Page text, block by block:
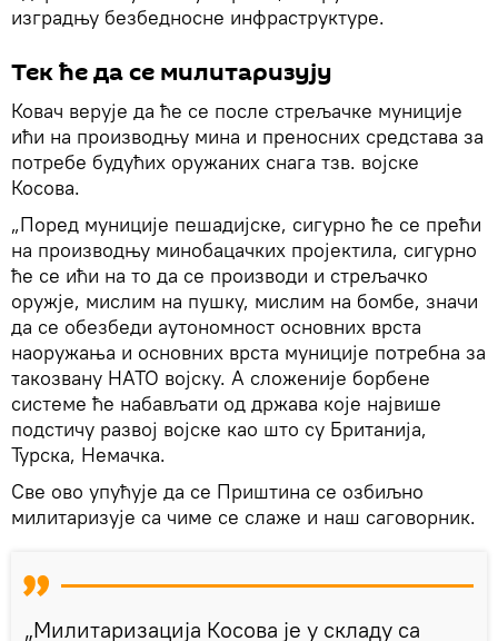
изградњу безбедносне инфраструктуре.
Тек ће да се милитаризују
Ковач верује да ће се после стрељачке муниције
ићи на производњу мина и преносних средстава за
потребе будућих оружаних снага тзв. војске
Косова.
„Поред муниције пешадијске, сигурно ће се прећи
на производњу минобацачких пројектила, сигурно
ће се ићи на то да се производи и стрељачко
оружје, мислим на пушку, мислим на бомбе, значи
да се обезбеди аутономност основних врста
наоружања и основних врста муниције потребна за
такозвану НАТО војску. А сложеније борбене
системе ће набављати од држава које највише
подстичу развој војске као што су Британија,
Турска, Немачка.
Све ово упућује да се Приштина се озбиљно
милитаризује са чиме се слаже и наш саговорник.
„Милитаризација Косова је у складу са